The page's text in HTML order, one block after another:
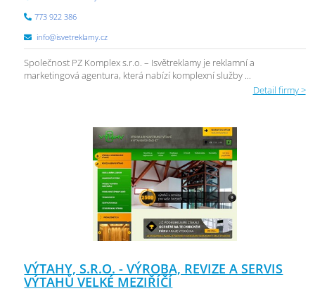
773 922 386
info@isvetreklamy.cz
Společnost PZ Komplex s.r.o. – Isvětreklamy je reklamní a
marketingová agentura, která nabízí komplexní služby ...
Detail firmy >
VÝTAHY, S.R.O. - VÝROBA, REVIZE A SERVIS
VÝTAHŮ VELKÉ MEZIŘÍČÍ